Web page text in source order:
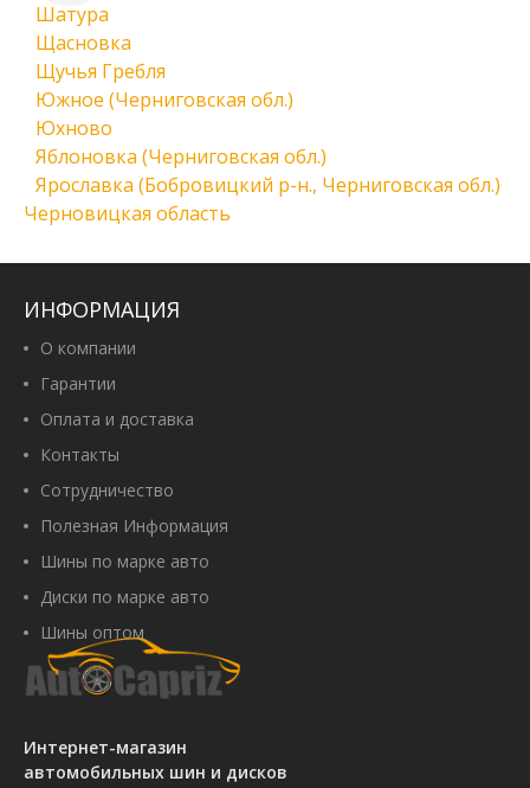
Шатура
Щасновка
Щучья Гребля
Южное (Черниговская обл.)
Юхново
Яблоновка (Черниговская обл.)
Ярославка (Бобровицкий р-н., Черниговская обл.)
Черновицкая область
Интернет-магазин
автомобильных шин и дисков
ИНФОРМАЦИЯ
О компании
Гарантии
Оплата и доставка
Контакты
Сотрудничество
Полезная Информация
Шины по марке авто
Диски по марке авто
Шины оптом